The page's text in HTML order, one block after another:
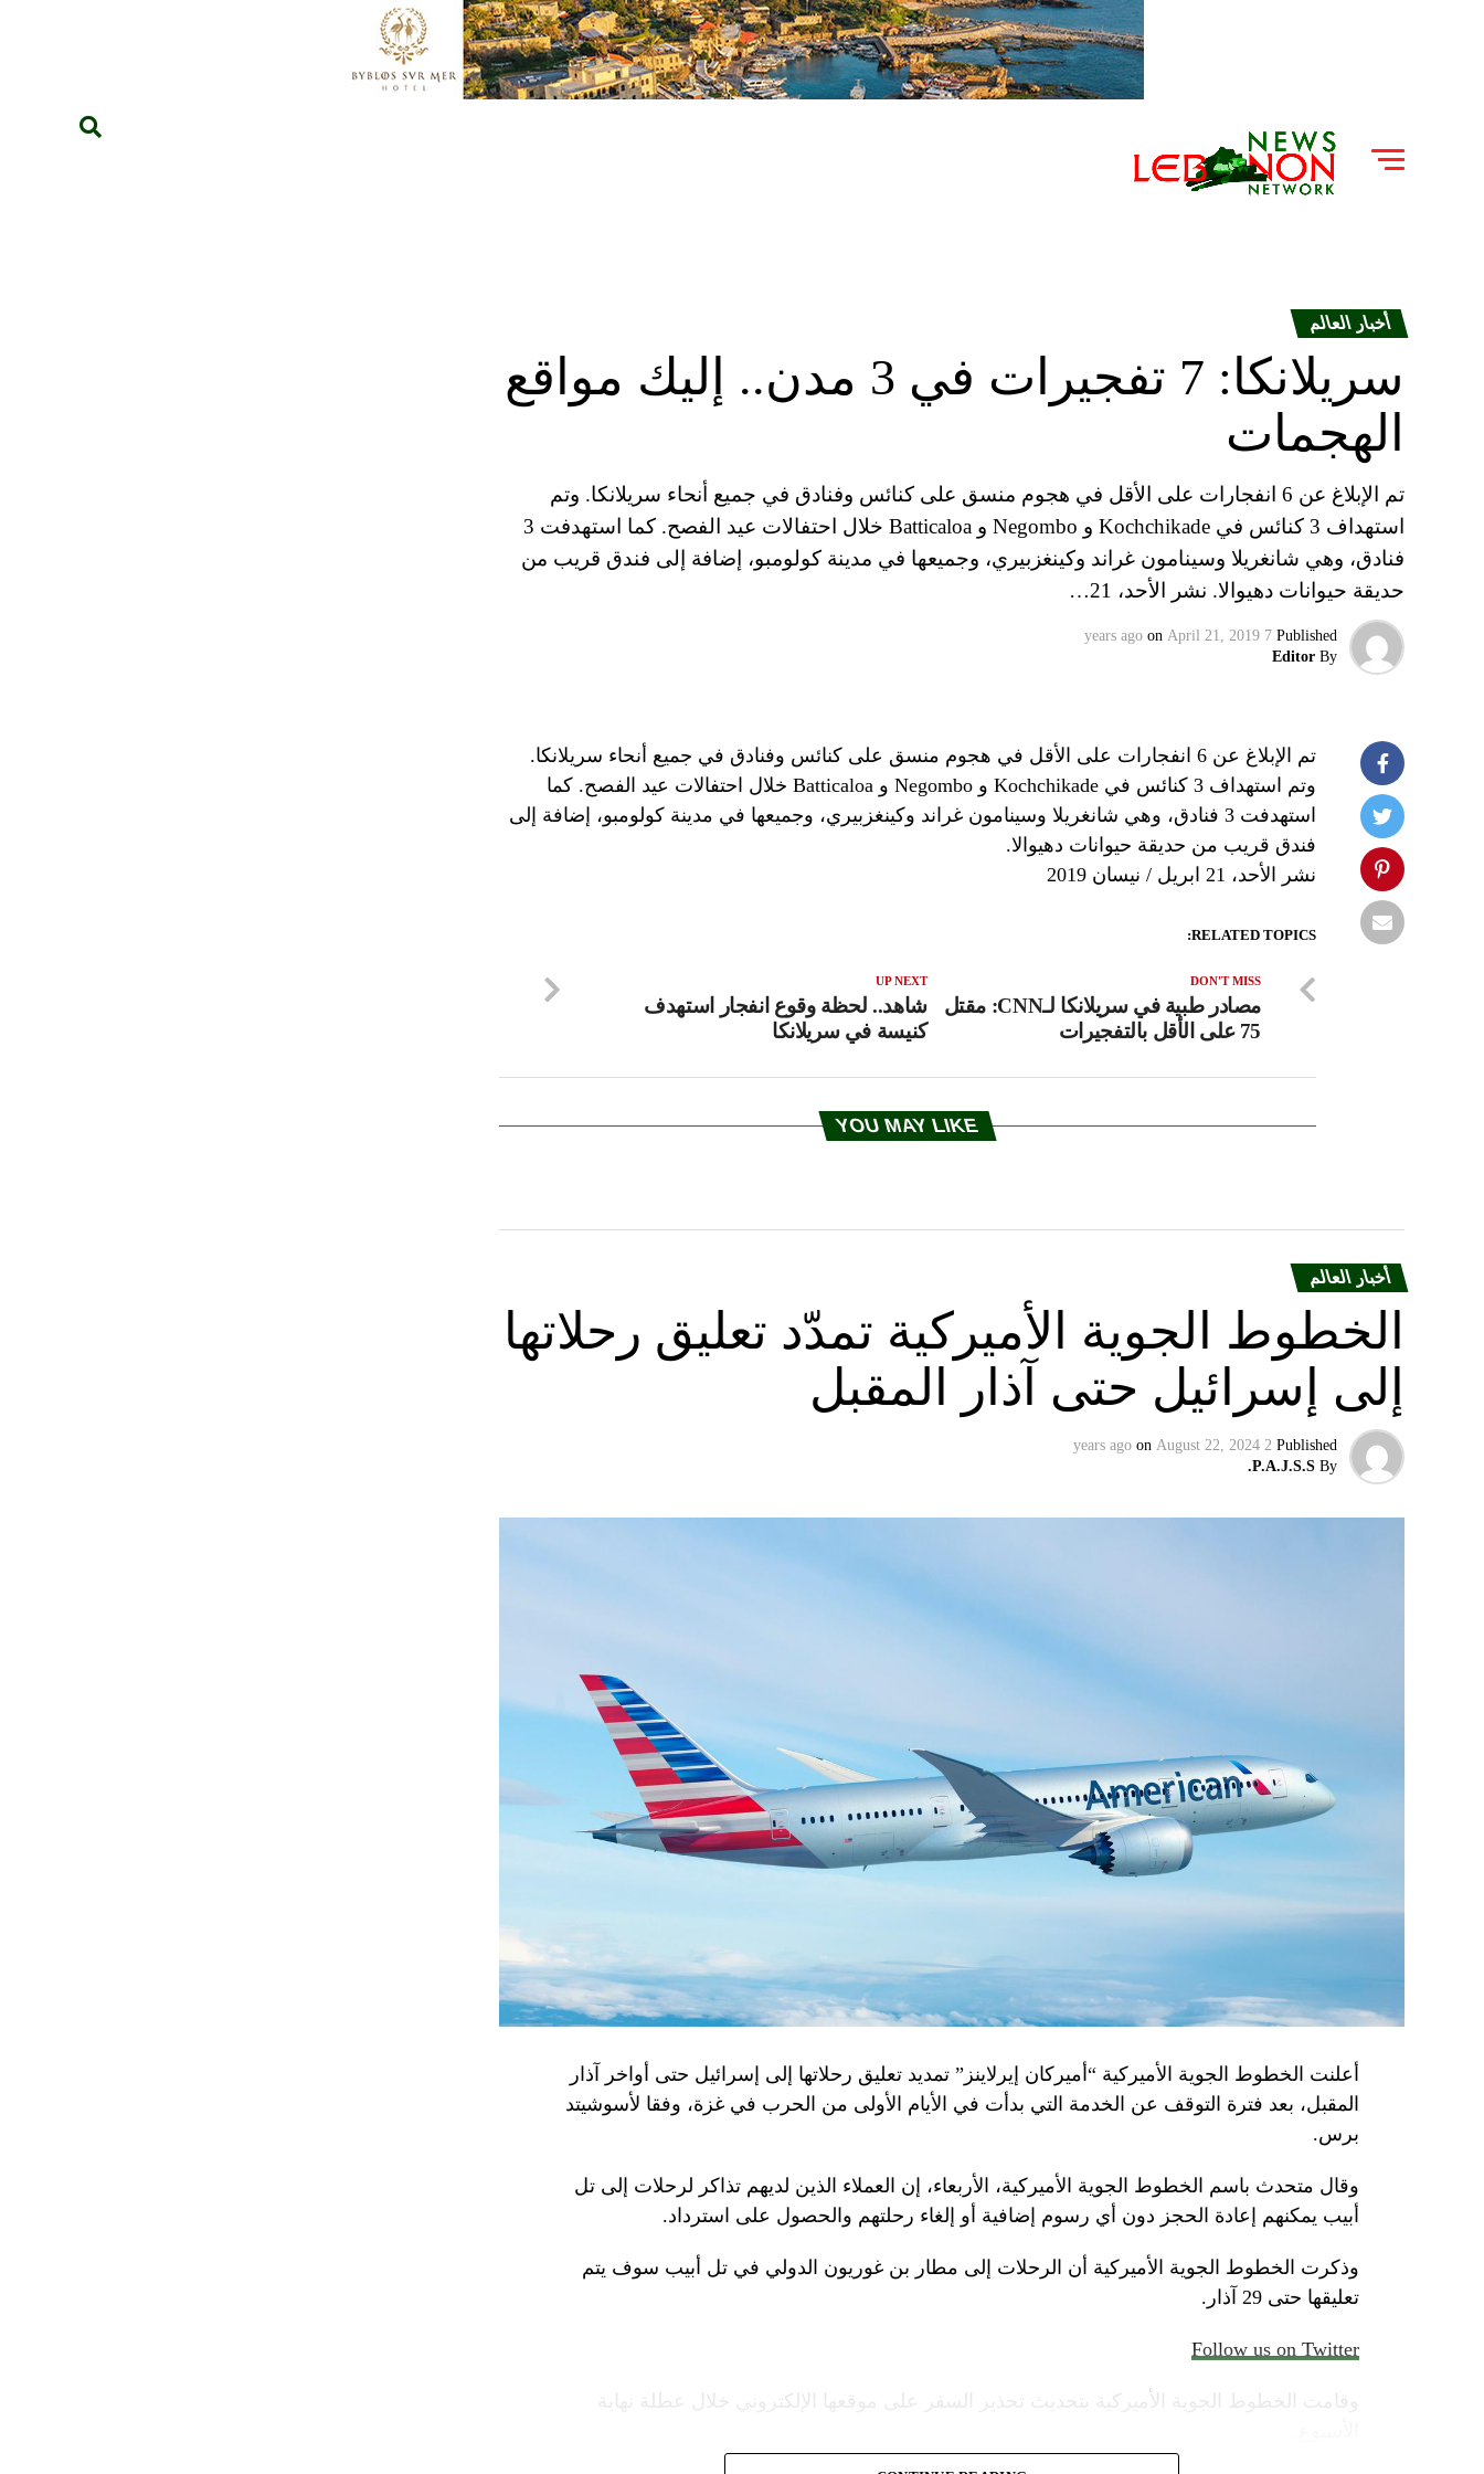
أخبار العالم
سريلانكا: 7 تفجيرات في 3 مدن.. إليك مواقع
الهجمات
تم الإبلاغ عن 6 انفجارات على الأقل في هجوم منسق على كنائس وفنادق في جميع أنحاء سريلانكا. وتم
استهداف 3 كنائس في Kochchikade و Negombo و Batticaloa خلال احتفالات عيد الفصح. كما استهدفت 3
فنادق، وهي شانغريلا وسينامون غراند وكينغزبيري، وجميعها في مدينة كولومبو، إضافة إلى فندق قريب من
حديقة حيوانات دهيوالا. نشر الأحد، 21…
Published
7 years ago
on April 21, 2019
By
Editor
تم الإبلاغ عن 6 انفجارات على الأقل في هجوم منسق على كنائس وفنادق في جميع أنحاء سريلانكا.
وتم استهداف 3 كنائس في Kochchikade و Negombo و Batticaloa خلال احتفالات عيد الفصح. كما
استهدفت 3 فنادق، وهي شانغريلا وسينامون غراند وكينغزبيري، وجميعها في مدينة كولومبو، إضافة إلى
فندق قريب من حديقة حيوانات دهيوالا.
نشر الأحد، 21 ابريل / نيسان 2019
RELATED TOPICS:
UP NEXT
شاهد.. لحظة وقوع انفجار استهدف
كنيسة في سريلانكا
DON'T MISS
مصادر طبية في سريلانكا لـCNN: مقتل
75 على الأقل بالتفجيرات
YOU MAY LIKE
أخبار العالم
الخطوط الجوية الأميركية تمدّد تعليق رحلاتها
إلى إسرائيل حتى آذار المقبل
Published
2 years ago
on August 22, 2024
By
P.A.J.S.S.
أعلنت الخطوط الجوية الأميركية “أميركان إيرلاينز” تمديد تعليق رحلاتها إلى إسرائيل حتى أواخر آذار
المقبل، بعد فترة التوقف عن الخدمة التي بدأت في الأيام الأولى من الحرب في غزة، وفقا لأسوشيتد
برس.
وقال متحدث باسم الخطوط الجوية الأميركية، الأربعاء، إن العملاء الذين لديهم تذاكر لرحلات إلى تل
أبيب يمكنهم إعادة الحجز دون أي رسوم إضافية أو إلغاء رحلتهم والحصول على استرداد.
وذكرت الخطوط الجوية الأميركية أن الرحلات إلى مطار بن غوريون الدولي في تل أبيب سوف يتم
تعليقها حتى 29 آذار.
Follow us on Twitter
وقامت الخطوط الجوية الأميركية بتحديث تحذير السفر على موقعها الإلكتروني خلال عطلة نهاية